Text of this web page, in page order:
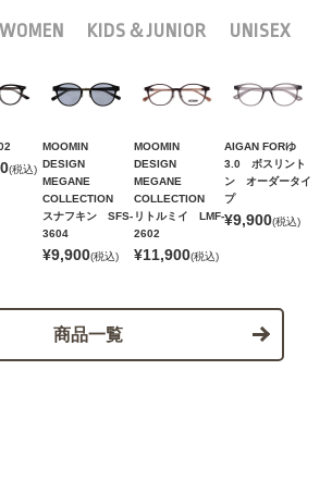
WOMEN KIDS＆JUNIOR UNISEX
(税込)
MOOMIN
DESIGN
MEGANE
COLLECTION
スナフキン SFS-
3604
¥9,900(税込)
MOOMIN
DESIGN
MEGANE
COLLECTION
リトルミイ LMF-
2602
¥11,900(税込)
AIGAN FORゆ
3.0 ボスリント
ン オーダータイ
プ
¥9,900(税込)
商品一覧